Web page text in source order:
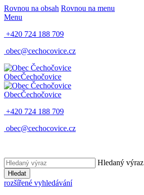
Rovnou na obsah Rovnou na menu
Menu
+420 724 188 709
obec@cechocovice.cz
ObecČechočovice
ObecČechočovice
+420 724 188 709
obec@cechocovice.cz
Hledaný výraz
Hledat
rozšířené vyhledávání